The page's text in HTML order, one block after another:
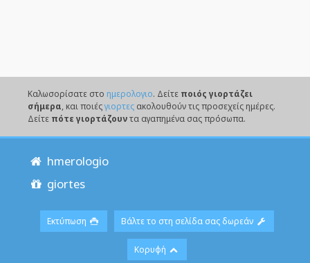
Καλωσορίσατε στο ημερολογιο. Δείτε ποιός γιορτάζει
σήμερα, και ποιέςγιορτεςακολουθούν τις προσεχείς ημέρες.
Δείτε πότε γιορτάζουντα αγαπημένα σας πρόσωπα.
hmerologio
giortes
Εκτύπωση Βάλτε το στη σελίδα σας δωρεάν
Κορυφή